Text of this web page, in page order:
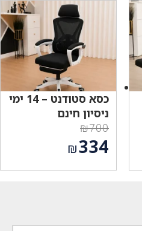
כסא סטודנט – 14 ימי
ניסיון חינם
₪700
המחיר
המקורי
היה:
₪334